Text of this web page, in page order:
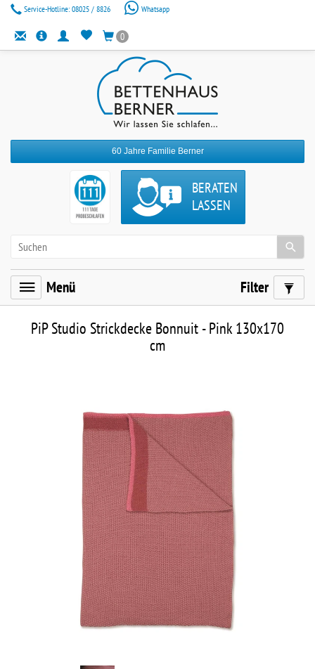
Service-Hotline: 08025 / 8826 Whatsapp
0
60 Jahre Familie Berner
BERATEN
LASSEN
Menü Filter
PiP Studio Strickdecke Bonnuit - Pink 130x170
cm